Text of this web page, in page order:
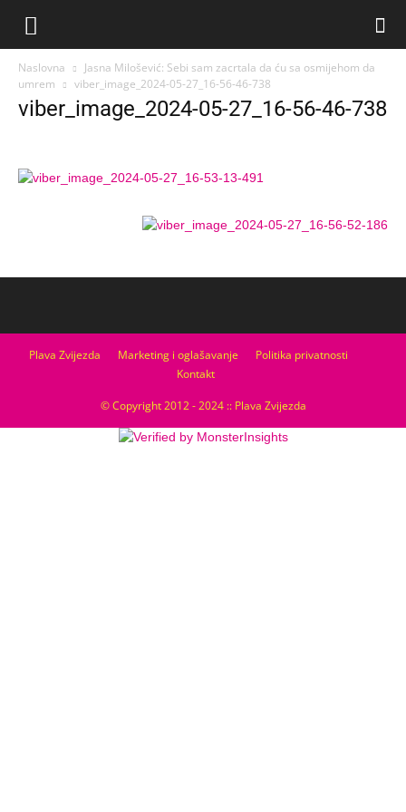
Naslovna
Jasna Milošević: Sebi sam zacrtala da ću sa osmijehom da
umrem
viber_image_2024-05-27_16-56-46-738
viber_image_2024-05-27_16-56-46-738
Plava Zvijezda Marketing i oglašavanje
Politika privatnosti
Kontakt
© Copyright 2012 - 2024 :: Plava Zvijezda